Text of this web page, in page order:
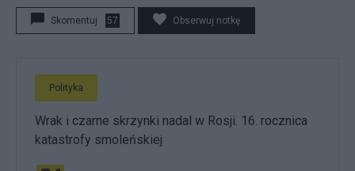
Skomentuj 57 Obserwuj notkę
Polityka
Wrak i czarne skrzynki nadal w Rosji. 16. rocznica
katastrofy smoleńskiej